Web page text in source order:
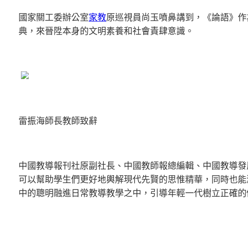
國家關工委辦公室家教原巡視員尚玉噴鼻講到，《論語》
典，來晉陞本身的文明素養和社會責肆意識。
雷振海師長教師致辭
中國教導報刊社原副社長、中國教師報總編輯、中國教導
可以幫助學生們更好地輿解現代先賢的思惟精華，同時也
中的聰明融進日常教導教學之中，引導年輕一代樹立正確